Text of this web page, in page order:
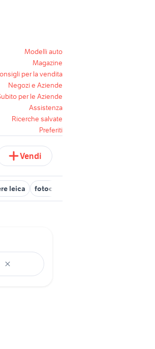
Modelli auto
Magazine
per la vendita
Negozi e Aziende
per le Aziende
Assistenza
Ricerche salvate
Preferiti
Vendi
leica fotocamere digitali reflex